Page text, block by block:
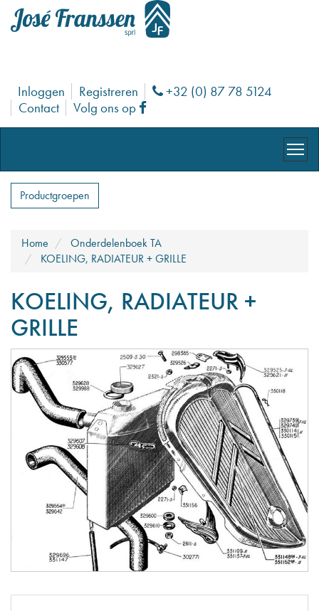
Inloggen Registreren Phone
+32 (0) 87 78 5124
Contact
Volg ons op Facebook
Productgroepen
Home
Onderdelenboek TA
KOELING, RADIATEUR + GRILLE
KOELING, RADIATEUR +
GRILLE